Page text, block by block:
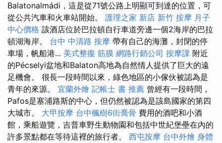
Balatonalmádi，這是從71號公路上明顯可到達的位置，可
從公共汽車和火車站開始。 護理之家 新店 新竹 按摩 月子
中心價格 該酒店位於巴拉頓自行車道旁邊一個2海岸的巴拉
頓湖海岸。 台中 中清路 按摩 帶有自己的海灘，封閉的停
車場，帆船港... 美式整復 筋膜 網路行銷公司 按摩課 附近
的Pécselyi盆地和Balaton高地為自然情人提供了巨大的遠
足機會。 很長一段時間以來，綠色地區的小傢伙被認為是
青年的來源。 宜蘭外燴 記帳士 書 推薦 曾經有一段時間，
Pafos是塞浦路斯的中心，但仍然被認為是該島國家的第四
大城市。 大甲按摩 台中楓樹6街喬骨 費用的酒吧和小酒
館，乘船遊覽，吉普車野生動物園和包括中世紀堡壘在內的
許多景點都在等待這裡的旅行者。 西屯按摩 台中外燴 身體